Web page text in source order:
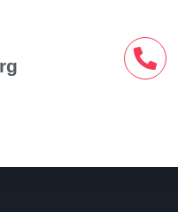
y empresarial.